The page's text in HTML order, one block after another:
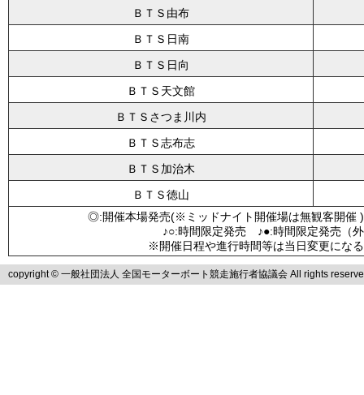
ＢＴＳ由布
ＢＴＳ日南
ＢＴＳ日向
ＢＴＳ天文館
ＢＴＳさつま川内
ＢＴＳ志布志
ＢＴＳ加治木
ＢＴＳ徳山
◎:開催本場発売(※ミッドナイト開催場は無観客
♪○:時間限定発売 ♪●:時間限定発売
※開催日程や進行時間等は当日変更にな
copyright © 一般社団法人 全国モーターボート競走施行者協議会 All rights